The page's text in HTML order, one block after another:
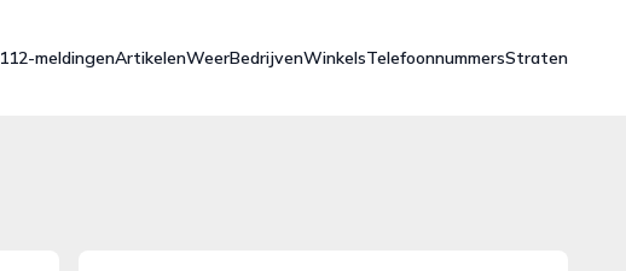
112-meldingenArtikelenWeerBedrijvenWinkelsTelefoonnummersStraten